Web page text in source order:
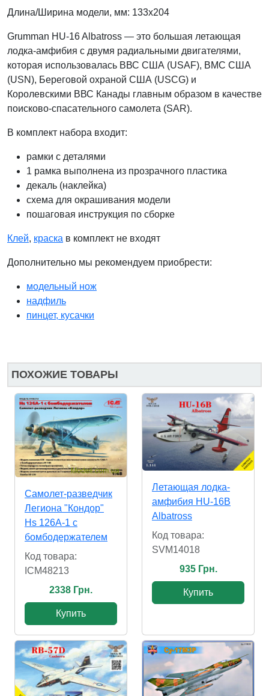
Длина/Ширина модели, мм: 133x204
Grumman HU-16 Albatross — это большая летающая
лодка-амфибия с двумя радиальными двигателями,
которая использовалась ВВС США (USAF), ВМС США
(USN), Береговой охраной США (USCG) и
Королевскими ВВС Канады главным образом в качестве
поисково-спасательного самолета (SAR).
В комплект набора входит:
рамки с деталями
1 рамка выполнена из прозрачного пластика
декаль (наклейка)
схема для окрашивания модели
пошаговая инструкция по сборке
Клей, краска в комплект не входят
Дополнительно мы рекомендуем приобрести:
модельный нож
надфиль
пинцет, кусачки
ПОХОЖИЕ ТОВАРЫ
Самолет-разведчик
Легиона "Кондор"
Hs 126A-1 с
бомбодержателем
Код товара:
ICM48213
2338 Грн.
Купить
Летающая лодка-
амфибия HU-16B
Albatross
Код товара:
SVM14018
935 Грн.
Купить